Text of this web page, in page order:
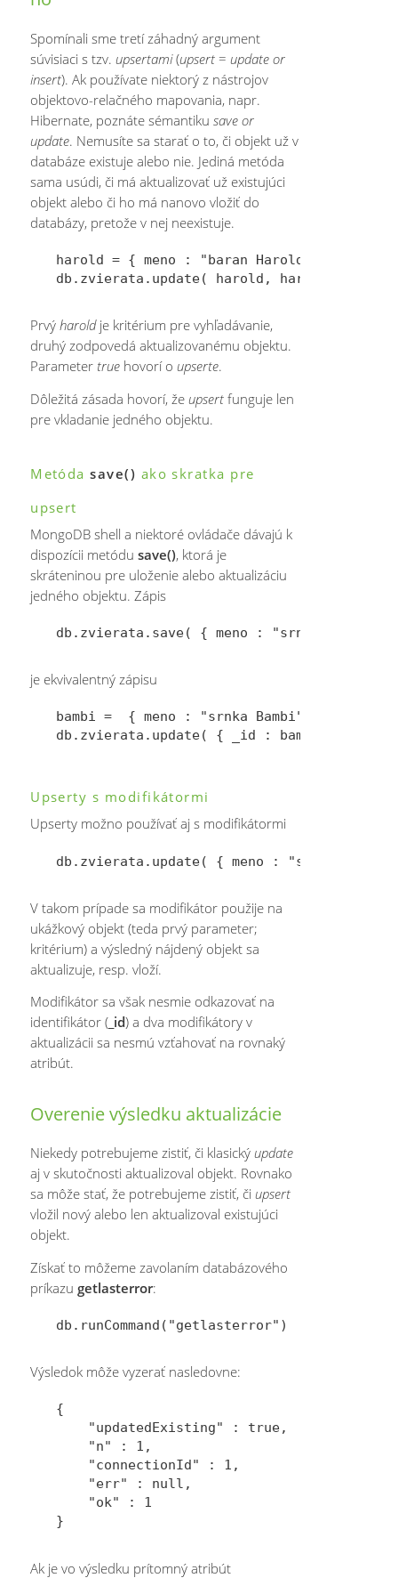
Spomínali sme tretí záhadný argument
súvisiaci s tzv.upsertami(upsert =update or
insert). Ak používate niektorý z nástrojov
objektovo-relačného mapovania, napr.
Hibernate, poznáte sémantiku save or
update. Nemusíte sa starať o to, či objekt už v
databáze existuje alebo nie. Jediná metóda
sama usúdi, či má aktualizovať už existujúci
objekt alebo či ho má nanovo vložiť do
databázy, pretože v nej neexistuje.
harold = { meno : "baran Harold", vek :
Prvýharoldje kritérium pre vyhľadávanie,
druhý zodpovedá aktualizovanému objektu.
Parameter true hovorí oupserte.
Dôležitá zásada hovorí, žeupsert funguje len
pre vkladanie jedného objektu.
Metódasave() ako skratka pre
upsert
MongoDB shell a niektoré ovládače dávajú k
dispozícii metódusave(), ktorá je
skráteninou pre uloženie alebo aktualizáciu
jedného objektu. Zápis
je ekvivalentný zápisu
bambi =  { meno : "srnka Bambi", vek : 3}
Upserty s modifikátormi
Upserty možno používať aj s modifikátormi
V takom prípade sa modifikátor použije na
ukážkový objekt (teda prvý parameter;
kritérium) a výsledný nájdený objekt sa
aktualizuje, resp. vloží.
Modifikátor sa však nesmie odkazovať na
identifikátor ( _id) a dva modifikátory v
aktualizácii sa nesmú vzťahovať na rovnaký
atribút.
Overenie výsledku aktualizácie
Niekedy potrebujeme zistiť, či klasickýupdate
aj v skutočnosti aktualizoval objekt. Rovnako
sa môže stať, že potrebujeme zistiť, čiupsert
vložil nový alebo len aktualizoval existujúci
objekt.
Získať to môžeme zavolaním databázového
príkazugetlasterror:
Výsledok môže vyzerať nasledovne:
{
    "updatedExisting" : true,
    "n" : 1,
    "connectionId" : 1,
    "err" : null,
    "ok" : 1
Ak je vo výsledku prítomný atribút